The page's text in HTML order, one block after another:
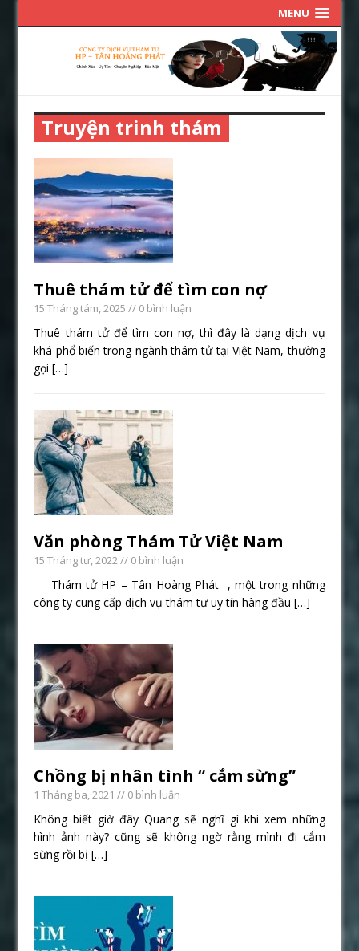
MENU
Truyện trinh thám
Thuê thám tử để tìm con nợ
15 Tháng tám, 2025 // 0 bình luận
Thuê thám tử để tìm con nợ, thì đây là dạng dịch vụ
khá phổ biến trong ngành thám tử tại Việt Nam, thường
gọi[…]
Văn phòng Thám Tử Việt Nam
15 Tháng tư, 2022// 0 bình luận
Thám tử HP – Tân Hoàng Phát , một trong những
công ty cung cấp dịch vụ thám tư uy tín hàng đầu[…]
Chồng bị nhân tình “ cắm sừng”
1 Tháng ba, 2021 // 0 bình luận
Không biết giờ đây Quang sẽ nghĩ gì khi xem những
hình ảnh này? cũng sẽ không ngờ rằng mình đi cắm
sừng rồi bị[…]